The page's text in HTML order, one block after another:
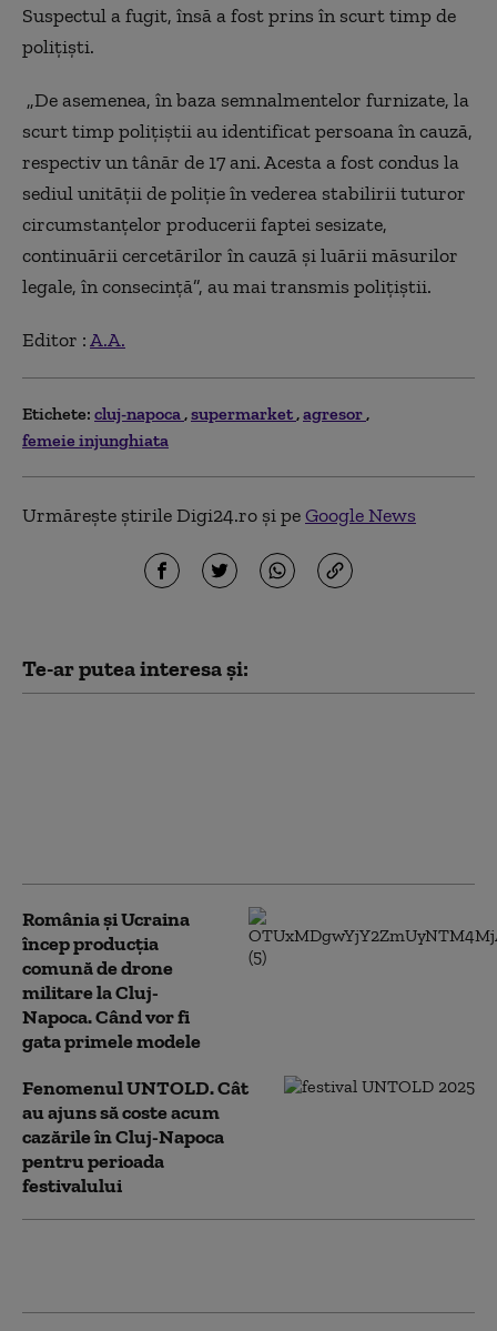
Suspectul a fugit, însă a fost prins în scurt timp de
polițiști.
„De asemenea, în baza semnalmentelor furnizate, la
scurt timp poliţiştii au identificat persoana în cauză,
respectiv un tânăr de 17 ani. Acesta a fost condus la
sediul unităţii de poliţie în vederea stabilirii tuturor
circumstanţelor producerii faptei sesizate,
continuării cercetărilor în cauză şi luării măsurilor
legale, în consecinţă”, au mai transmis poliţiştii.
Editor :A.A.
Etichete: cluj-napoca supermarket agresor
femeie injunghiata
Urmărește știrile Digi24.ro și peGoogle News
Te-ar putea interesa și:
România și Ucraina
încep producția
comună de drone
militare la Cluj-
Napoca. Când vor fi
gata primele modele
Fenomenul UNTOLD. Cât
au ajuns să coste acum
cazările în Cluj-Napoca
pentru perioada
festivalului